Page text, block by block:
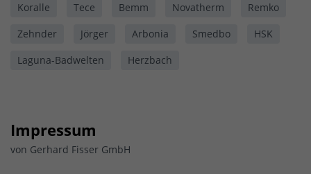
Koralle
Tece Bemm Novatherm
Remko
Zehnder
Jörger Arbonia Smedbo
HSK
Laguna-Badwelten
Herzbach
Impressum
von Gerhard Fisser GmbH